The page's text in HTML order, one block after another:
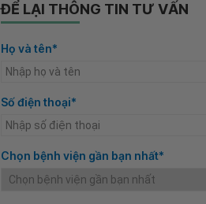
ĐỂ LẠI THÔNG TIN TƯ VẤN
Họ và tên*
Số điện thoại*
Chọn bệnh viện gần bạn nhất*